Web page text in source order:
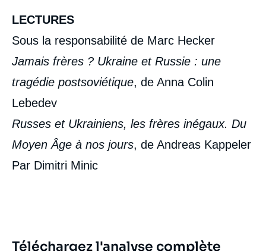
LECTURES
Sous la responsabilité de Marc Hecker
Jamais frères ? Ukraine et Russie : une
tragédie postsoviétique, de Anna Colin
Lebedev
Russes et Ukrainiens, les frères inégaux. Du
Moyen Âge à nos jours, de Andreas Kappeler
Par Dimitri Minic
Téléchargez l'analyse complète